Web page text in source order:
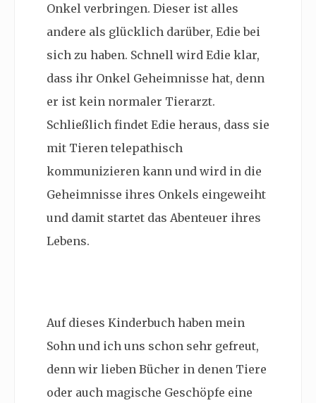
Onkel verbringen. Dieser ist alles
andere als glücklich darüber, Edie bei
sich zu haben. Schnell wird Edie klar,
dass ihr Onkel Geheimnisse hat, denn
er ist kein normaler Tierarzt.
Schließlich findet Edie heraus, dass sie
mit Tieren telepathisch
kommunizieren kann und wird in die
Geheimnisse ihres Onkels eingeweiht
und damit startet das Abenteuer ihres
Lebens.
Auf dieses Kinderbuch haben mein
Sohn und ich uns schon sehr gefreut,
denn wir lieben Bücher in denen Tiere
oder auch magische Geschöpfe eine